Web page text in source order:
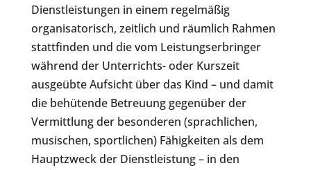
Dienstleistungen in einem regelmäßig
organisatorisch, zeitlich und räumlich Rahmen
stattfinden und die vom Leistungserbringer
während der Unterrichts- oder Kurszeit
ausgeübte Aufsicht über das Kind – und damit
die behütende Betreuung gegenüber der
Vermittlung der besonderen (sprachlichen,
musischen, sportlichen) Fähigkeiten als dem
Hauptzweck der Dienstleistung – in den